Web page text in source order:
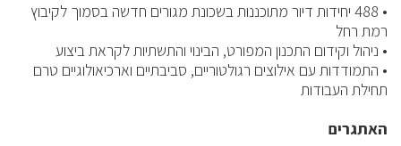
• 488 יחידות דיור מתוכננות בשכונת מגורים חדשה בסמוך לקיבוץ
רמת רחל
• ניהול וקידום התכנון המפורט, הבינוי והתשתיות לקראת ביצוע
• התמודדות עם אילוצים רגולטוריים, סביבתיים וארכיאולוגיים טרם
תחילת העבודות
האתגרים